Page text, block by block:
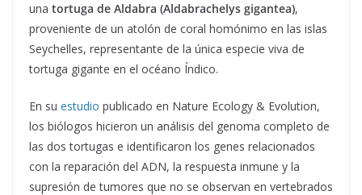
una tortuga de Aldabra (Aldabrachelys gigantea),
proveniente de un atolón de coral homónimo en las islas
Seychelles, representante de la única especie viva de
tortuga gigante en el océano Índico.
En su estudio publicado en Nature Ecology & Evolution,
los biólogos hicieron un análisis del genoma completo de
las dos tortugas e identificaron los genes relacionados
con la reparación del ADN, la respuesta inmune y la
supresión de tumores que no se observan en vertebrados